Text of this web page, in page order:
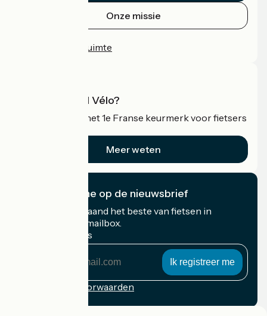
Onze missie
Professionele ruimte
Wat is Accueil Vélo?
Accueil Vélo is het 1e Franse keurmerk voor fietsers
Meer weten
Ik abonneer me op de nieuwsbrief
Ontvang elke maand het beste van fietsen in
Frankrijk in uw mailbox.
Mijn e-mailadres
Inschrijvingsvoorwaarden